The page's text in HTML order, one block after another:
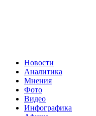
Новости
Аналитика
Мнения
Фото
Видео
Инфографика